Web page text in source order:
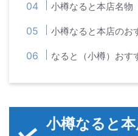
小樽なると本店名物
小樽なると本店のお
なると（小樽）おす
小樽なると